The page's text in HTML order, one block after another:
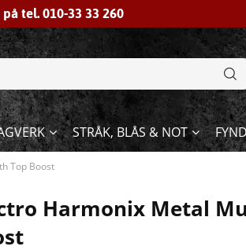
på tel. 010-33 33 260
STRÅK, BLÅS & NOT
Top Boost
Harmonix Metal